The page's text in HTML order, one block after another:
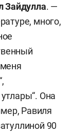
татарского
«Казань.
Зайдулла. —
много,
Она
Равиля
90